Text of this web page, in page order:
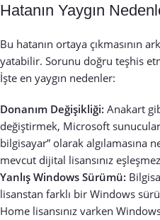
Hatanın Yaygın
Bu hatanın ortaya çıkmasının
yatabilir. Sorunu doğru teşhis
İşte en yaygın nedenler:
Donanım Değişikliği: Anakart
değiştirmek, Microsoft
bilgisayar” olarak algılamasına
mevcut dijital lisansınız
Yanlış Windows Sürümü:
lisanstan farklı bir Windows
Home lisansınız varken